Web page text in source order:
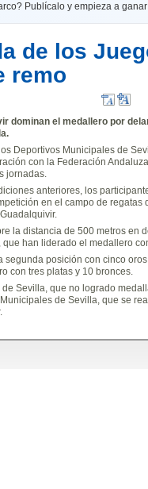
Publícalo y empieza a
de los
remo
dominan el medallero por
Deportivos Municipales de
con la Federación
jornadas.
anteriores, los
en el campo de
la distancia de 500 metros en
han liderado el medallero
posición con cinco
con tres platas y 10 bronces.
Sevilla, que no logrado
de Sevilla, que se